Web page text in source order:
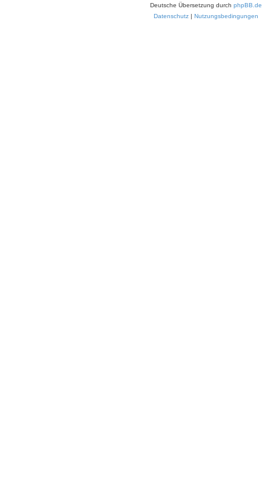
Deutsche Übersetzung durch phpBB.de
Datenschutz | Nutzungsbedingungen